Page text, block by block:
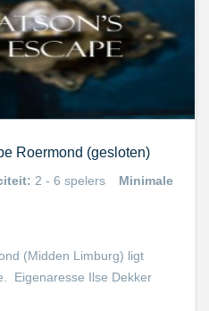
Roermond (gesloten)
2 - 6 spelers
Minimale
(Midden Limburg) ligt
Eigenaresse Ilse Dekker